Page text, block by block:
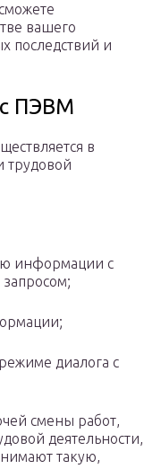
вашего
последствий и
ПЭВМ
в
трудовой
информации с
диалога с
смены работ,
деятельности,
такую,